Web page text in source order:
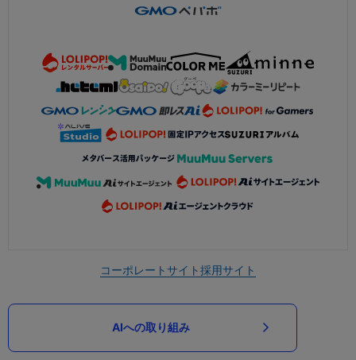
コーポレートサイト採用サイト
AIへの取り組み